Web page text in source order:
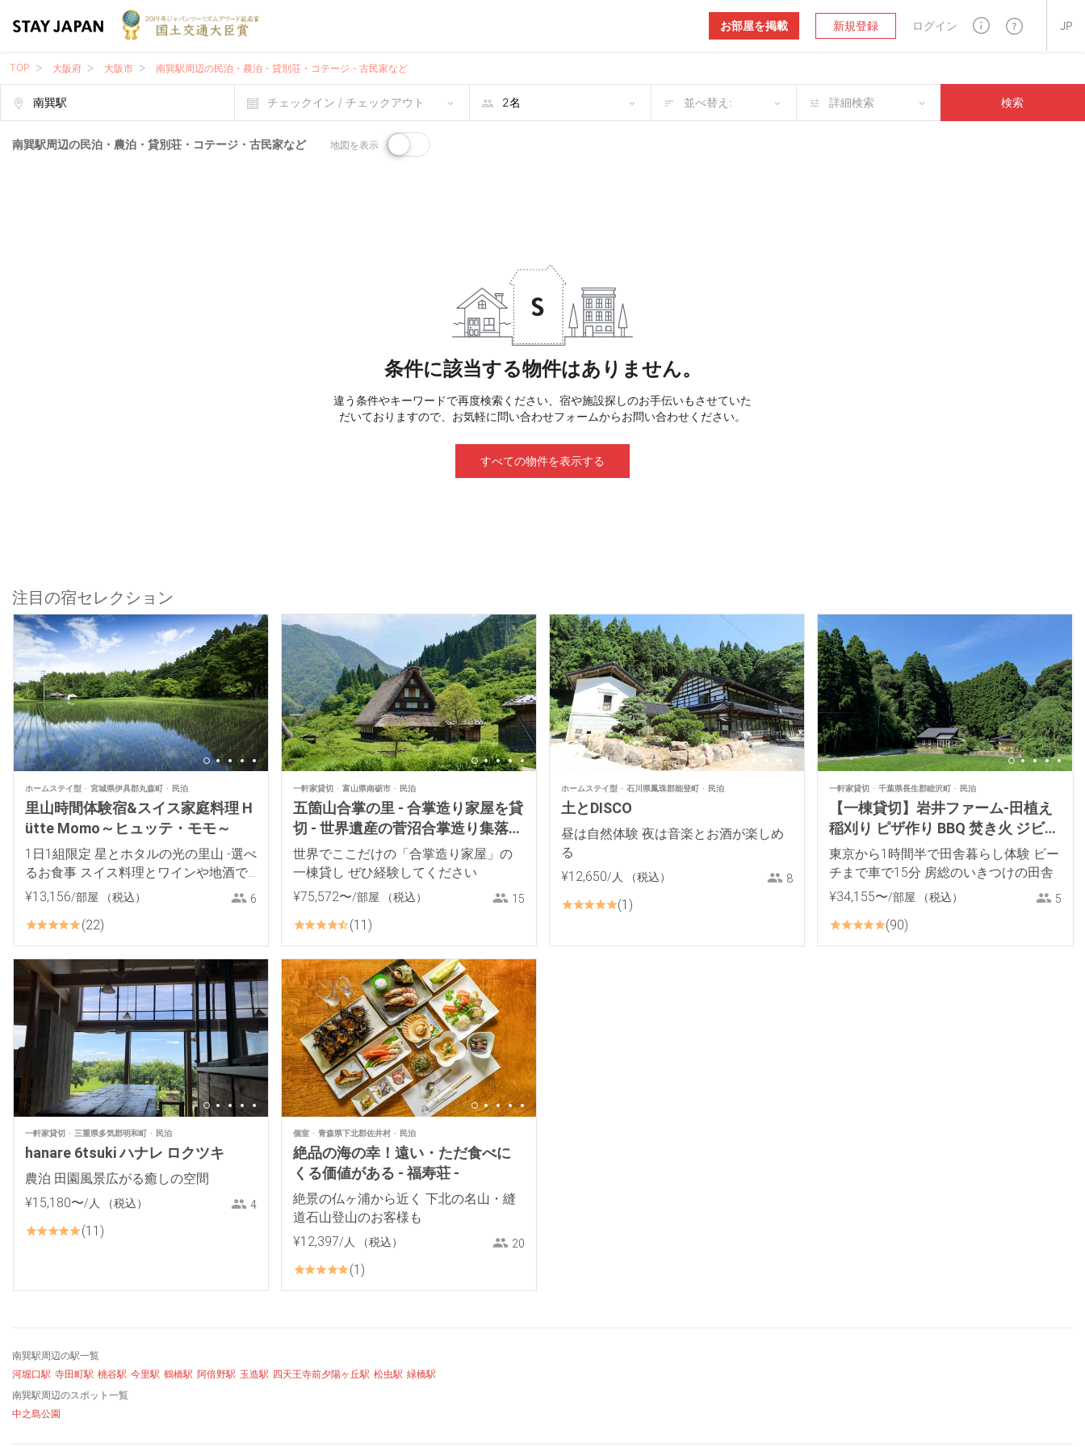
お部屋を掲載 新規登録 ログイン JP
TOP 大阪府 大阪市 南巽駅周辺の民泊・農泊・貸別荘・コテージ・古民家など
チェックイン / チェックアウト 並べ替え: 詳細検索 検索
南巽駅周辺の民泊・農泊・貸別荘・コテージ・古民家など 地図を表示
条件に該当する物件はありません。
違う条件やキーワードで再度検索ください、宿や施設探しのお手伝いもさせていた
だいておりますので、お気軽に問い合わせフォームからお問い合わせください。
すべての物件を表示する
注目の宿セレクション
ホームステイ型 宮城県伊具郡丸森町 民泊
里山時間体験宿&スイス家庭料理 H
ütte Momo～ヒュッテ・モモ～
1日1組限定 星とホタルの光の里山 -選べ
るお食事 スイス料理とワインや地酒で
おもてなし-
¥13,156/部屋 （税込） 6
22
一軒家貸切 富山県南砺市 民泊
五箇山合掌の里 - 合掌造り家屋を貸
切 - 世界遺産の菅沼合掌造り集落よ
り徒歩5分！
世界でここだけの「合掌造り家屋」の
一棟貸し ぜひ経験してください
¥75,572〜/部屋 （税込） 15
11
ホームステイ型 石川県鳳珠郡能登町 民泊
土とDISCO
昼は自然体験 夜は音楽とお酒が楽しめ
る
¥12,650/人 （税込） 8
1
一軒家貸切 千葉県長生郡睦沢町 民泊
【一棟貸切】岩井ファーム-田植え
稲刈り ピザ作り BBQ 焚き火 ジビエ
料理 薪ストーブ 餅つき里山体験
東京から1時間半で田舎暮らし体験 ビー
チまで車で15分 房総のいきつけの田舎
¥34,155〜/部屋 （税込） 5
90
一軒家貸切 三重県多気郡明和町 民泊
hanare 6tsuki ハナレ ロクツキ
農泊 田園風景広がる癒しの空間
¥15,180〜/人 （税込） 4
11
個室 青森県下北郡佐井村 民泊
絶品の海の幸！遠い・ただ食べに
くる価値がある - 福寿荘 -
絶景の仏ヶ浦から近く 下北の名山・縫
道石山登山のお客様も
¥12,397/人 （税込） 20
1
南巽駅周辺の駅一覧
河堀口駅 寺田町駅 桃谷駅 今里駅 鶴橋駅 阿倍野駅 玉造駅 四天王寺前夕陽ヶ丘駅 松虫駅 緑橋駅
南巽駅周辺のスポット一覧
中之島公園